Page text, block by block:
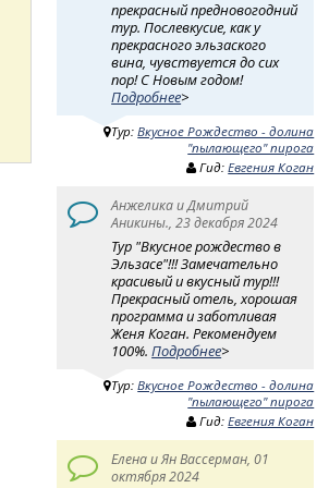
прекрасный предновогодний
тур. Послевкусие, как у
прекрасного эльзаского
вина, чувствуется до сих
пор! С Новым годом!
Подробнее>
Тур:Вкусное Рождество - долина
"пылающего" пирога
Гид:Евгения Коган
Анжелика и Дмитрий
Аникины., 23 декабря 2024
Тур "Вкусное рождество в
Эльзасе"!!! Замечательно
красивый и вкусный тур!!!
Прекрасный отель, хорошая
программа и заботливая
Женя Коган. Рекомендуем
100%.Подробнее>
Тур:Вкусное Рождество - долина
"пылающего" пирога
Гид:Евгения Коган
Елена и Ян Вассерман, 01
октября 2024